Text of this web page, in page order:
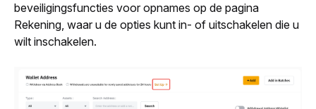
beveiligingsfuncties voor opnames op de pagina
Rekening, waar u de opties kunt in- of uitschakelen die u
wilt inschakelen.